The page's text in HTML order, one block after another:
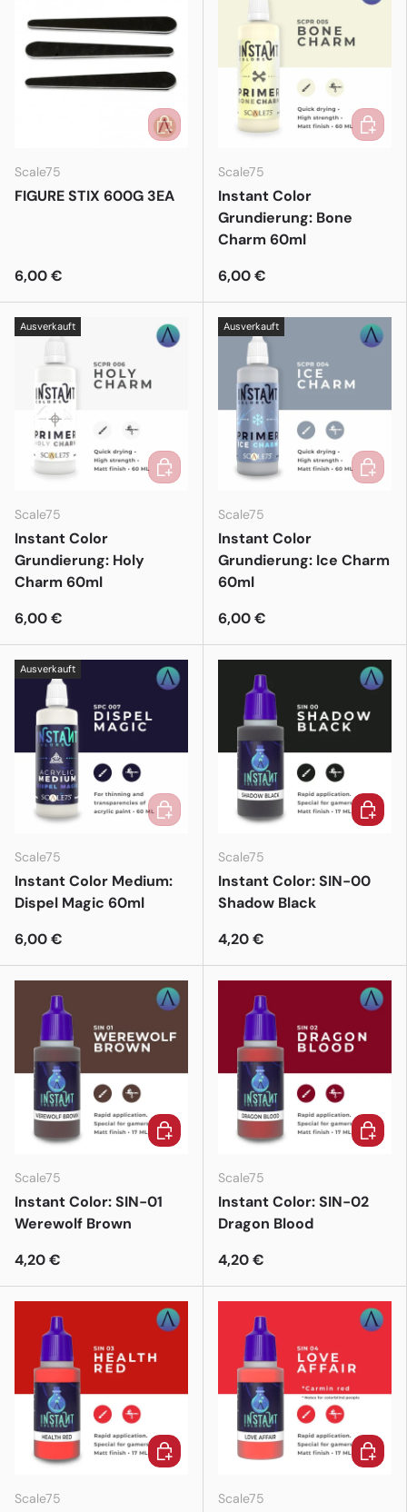
Scale75
FIGURE STIX 600G 3EA
6,00 €
In den Warenkorb
Scale75
Instant Color
Grundierung: Bone
Charm 60ml
6,00 €
In den
Ausverkauft
Scale75
Instant Color
Grundierung: Holy
Charm 60ml
6,00 €
In den Warenkorb
Ausverkauft
Scale75
Instant Color
Grundierung: Ice Charm
60ml
6,00 €
In den
Ausverkauft
Scale75
Instant Color Medium:
Dispel Magic 60ml
6,00 €
In den Warenkorb
Scale75
Instant Color: SIN-00
Shadow Black
4,20 €
In den
Scale75
Instant Color: SIN-01
Werewolf Brown
4,20 €
In den Warenkorb
Scale75
Instant Color: SIN-02
Dragon Blood
4,20 €
In den
Scale75
In den Warenkorb
Scale75
In den